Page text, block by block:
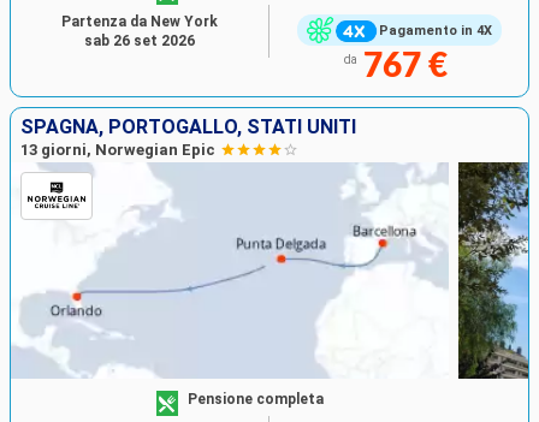
Pagamento in 4X
da 767 €
Partenza da New York
sab 26 set 2026
SPAGNA, PORTOGALLO, STATI UNITI
13 giorni, Norwegian Epic
Pensione completa